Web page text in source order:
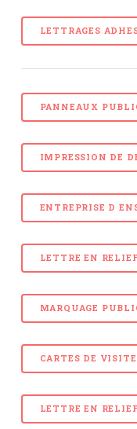
LETTRAGES
PANNEAUX
IMPRESSION DE
ENTREPRISE D
LETTRE EN
MARQUAGE
CARTES DE
LETTRE EN